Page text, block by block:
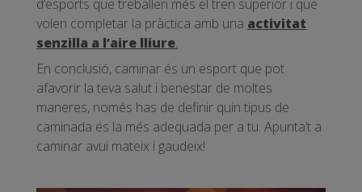
d’esports que treballen més el tren superior i que
volen completar la pràctica amb una activitat
senzilla a l’aire lliure.
En conclusió, caminar és un esport que pot
afavorir la teva salut i benestar de moltes
maneres, només has de definir quin tipus de
caminada és la més adequada per a tu. Apunta’t a
caminar avui mateix i gaudeix!